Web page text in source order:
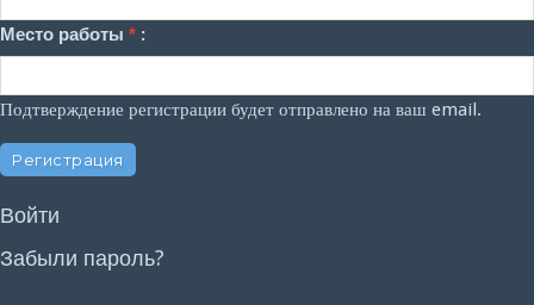
Место работы * :
Подтверждение регистрации будет отправлено на ваш email.
Войти
Забыли пароль?